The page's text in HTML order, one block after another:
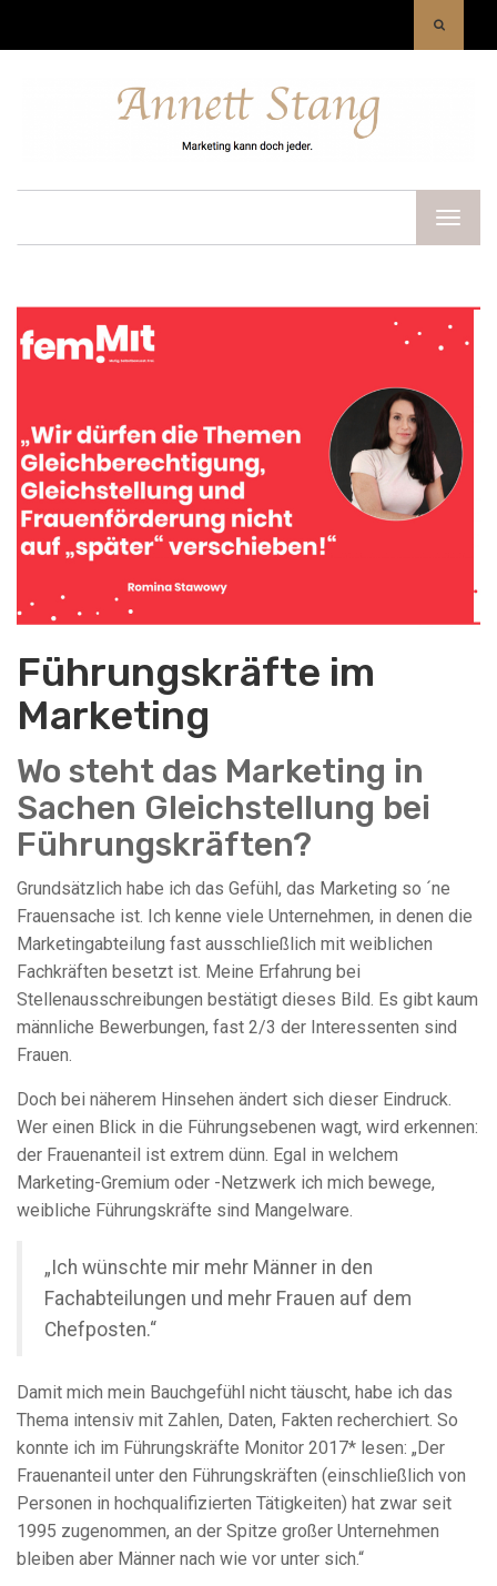
Führungskräfte im
Marketing
Wo steht das Marketing in
Sachen Gleichstellung bei
Führungskräften?
Grundsätzlich habe ich das Gefühl, das Marketing so ´ne
Frauensache ist. Ich kenne viele Unternehmen, in denen die
Marketingabteilung fast ausschließlich mit weiblichen
Fachkräften besetzt ist. Meine Erfahrung bei
Stellenausschreibungen bestätigt dieses Bild. Es gibt kaum
männliche Bewerbungen, fast 2/3 der Interessenten sind
Frauen.
Doch bei näherem Hinsehen ändert sich dieser Eindruck.
Wer einen Blick in die Führungsebenen wagt, wird erkennen:
der Frauenanteil ist extrem dünn. Egal in welchem
Marketing-Gremium oder -Netzwerk ich mich bewege,
weibliche Führungskräfte sind Mangelware.
„Ich wünschte mir mehr Männer in den
Fachabteilungen und mehr Frauen auf dem
Chefposten.“
Damit mich mein Bauchgefühl nicht täuscht, habe ich das
Thema intensiv mit Zahlen, Daten, Fakten recherchiert. So
konnte ich im Führungskräfte Monitor 2017* lesen: „Der
Frauenanteil unter den Führungskräften (einschließlich von
Personen in hochqualifizierten Tätigkeiten) hat zwar seit
1995 zugenommen, an der Spitze großer Unternehmen
bleiben aber Männer nach wie vor unter sich.“